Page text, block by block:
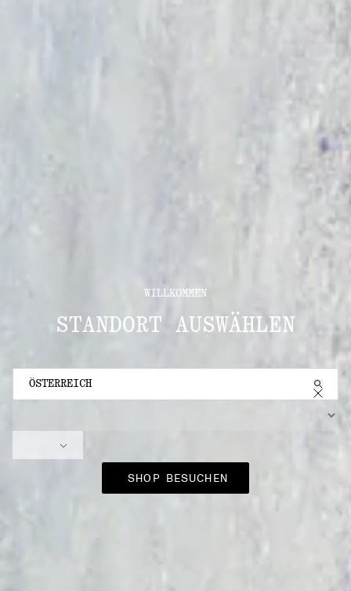
WILLKOMMEN
STANDORT AUSWÄHLEN
STANDORT AUSWÄHLEN
SHOP BESUCHEN